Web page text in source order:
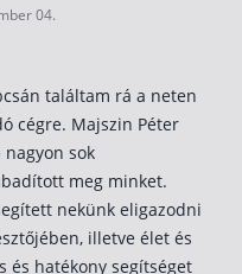
04.
találtam rá a neten
cégre. Majszin Péter
sok
meg minket.
nekünk eligazodni
illetve élet és
és hatékony segítséget